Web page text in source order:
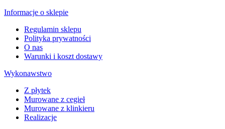
Informacje o sklepie
Regulamin sklepu
Polityka prywatności
O nas
Warunki i koszt dostawy
Wykonawstwo
Z płytek
Murowane z cegieł
Murowane z klinkieru
Realizacje